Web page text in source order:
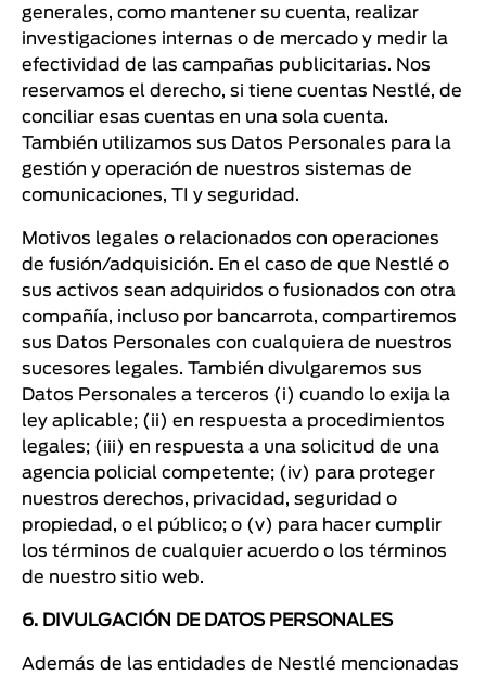
generales, como mantener su cuenta, realizar
investigaciones internas o de mercado y medir la
efectividad de las campañas publicitarias. Nos
reservamos el derecho, si tiene cuentas Nestlé, de
conciliar esas cuentas en una sola cuenta.
También utilizamos sus Datos Personales para la
gestión y operación de nuestros sistemas de
comunicaciones, TI y seguridad.
Motivos legales o relacionados con operaciones
de fusión/adquisición. En el caso de que Nestlé o
sus activos sean adquiridos o fusionados con otra
compañía, incluso por bancarrota, compartiremos
sus Datos Personales con cualquiera de nuestros
sucesores legales. También divulgaremos sus
Datos Personales a terceros (i) cuando lo exija la
ley aplicable; (ii) en respuesta a procedimientos
legales; (iii) en respuesta a una solicitud de una
agencia policial competente; (iv) para proteger
nuestros derechos, privacidad, seguridad o
propiedad, o el público; o (v) para hacer cumplir
los términos de cualquier acuerdo o los términos
de nuestro sitio web.
6. DIVULGACIÓN DE DATOS PERSONALES
Además de las entidades de Nestlé mencionadas